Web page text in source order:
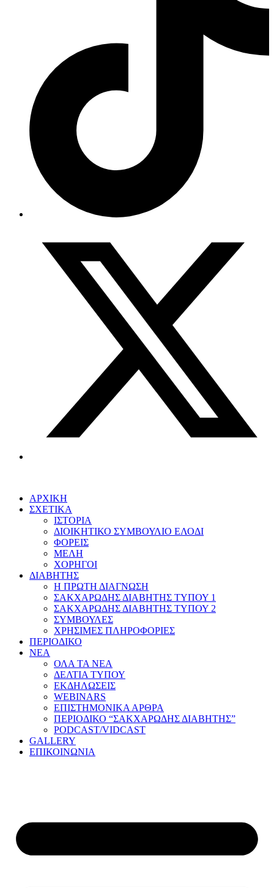
ΑΡΧΙΚΗ
ΣΧΕΤΙΚΑ
ΙΣΤΟΡΙΑ
ΔΙΟΙΚΗΤΙΚΟ ΣΥΜΒΟΥΛΙΟ ΕΛΟΔΙ
ΦΟΡΕΙΣ
ΜΕΛΗ
ΧΟΡΗΓΟΙ
ΔΙΑΒΗΤΗΣ
Η ΠΡΩΤΗ ΔΙΑΓΝΩΣΗ
ΣΑΚΧΑΡΩΔΗΣ ΔΙΑΒΗΤΗΣ ΤΥΠΟΥ 1
ΣΑΚΧΑΡΩΔΗΣ ΔΙΑΒΗΤΗΣ ΤΥΠΟΥ 2
ΣΥΜΒΟΥΛΕΣ
ΧΡΗΣΙΜΕΣ ΠΛΗΡΟΦΟΡΙΕΣ
ΠΕΡΙΟΔΙΚΟ
ΝΕΑ
ΟΛΑ ΤΑ ΝΕΑ
ΔΕΛΤΙΑ ΤΥΠΟΥ
ΕΚΔΗΛΩΣΕΙΣ
WEBINARS
ΕΠΙΣΤΗΜΟΝΙΚΑ ΑΡΘΡΑ
ΠΕΡΙΟΔΙΚΟ “ΣΑΚΧΑΡΩΔΗΣ ΔΙΑΒΗΤΗΣ”
PODCAST/VIDCAST
GALLERY
ΕΠΙΚΟΙΝΩΝΙΑ